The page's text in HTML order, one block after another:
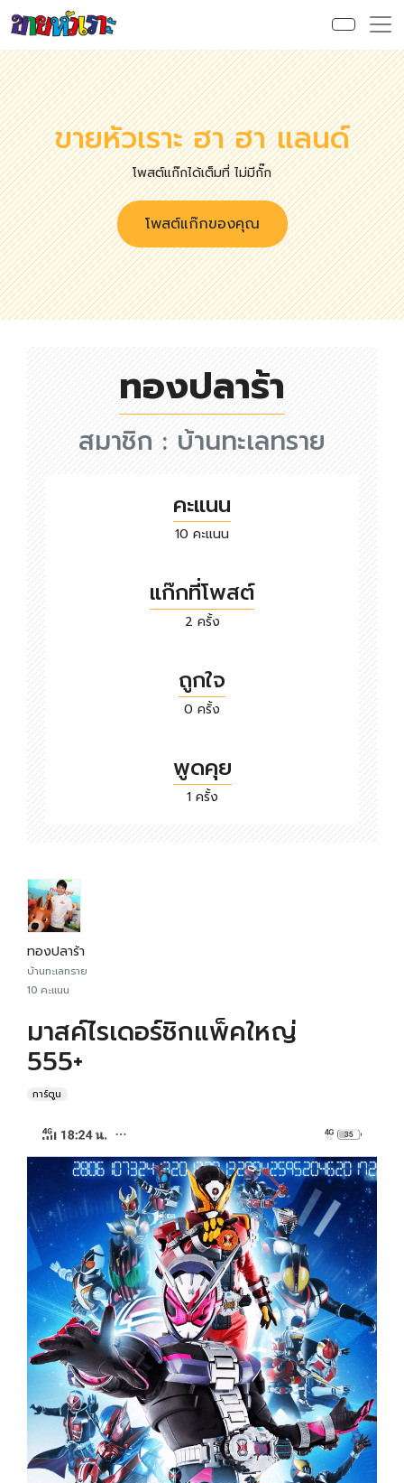
ขายหัวเราะ ฮา ฮา แลนด์
โพสต์แก๊กได้เต็มที่ ไม่มีกั๊ก
โพสต์แก๊กของคุณ
ทองปลาร้า
สมาชิก :บ้านทะเลทราย
คะแนน
10 คะแนน
แก๊กที่โพสต์
2 ครั้ง
ถูกใจ
0 ครั้ง
พูดคุย
1 ครั้ง
ทองปลาร้า
บ้านทะเลทราย
10 คะแนน
มาสค์ไรเดอร์ชิกแพ็คใหญ่
555+
การ์ตูน